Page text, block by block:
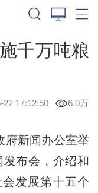
千万吨粮
22 17:12:50 6.0万
新闻办公室举
发布会，介绍和
发展第十五个